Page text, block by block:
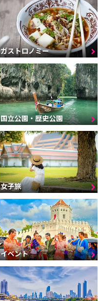
ガストロノミー
国立公園・歴史公園
女子旅
イベント